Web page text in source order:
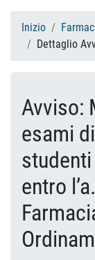
Inizio
Dettaglio
Avviso:
esami
entro